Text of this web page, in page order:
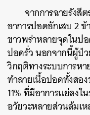
จากการฉายรัง
อาการปอดอักเสบ 2
ขาวพร่าหลายจุดในป
ปอดรั่ว นอกจากนี้ผู้ป่
วิกฤติทางระบบการห
ทำลายเนื้อปอดทั้งสอ
11% ที่มีอาการแย่ลงใ
อวัยวะหลายส่วนล้มเห